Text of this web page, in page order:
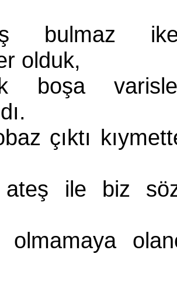
bulmaz
olduk,
boşa
çıktı
ateş ile biz
olmamaya